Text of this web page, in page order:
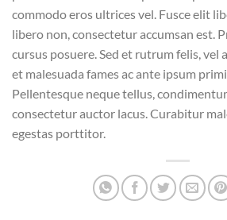
commodo eros ultrices vel. Fusce elit
libero non, consectetur accumsan est.
cursus posuere. Sed et rutrum felis, vel
et malesuada fames ac ante ipsum
Pellentesque neque tellus,
consectetur auctor lacus. Curabitur
egestas porttitor.